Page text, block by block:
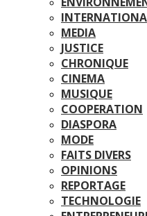
MEDIA
JUSTICE
CHRONIQUE
CINEMA
MUSIQUE
COOPERATION
DIASPORA
MODE
FAITS DIVERS
OPINIONS
REPORTAGE
TECHNOLOGIE